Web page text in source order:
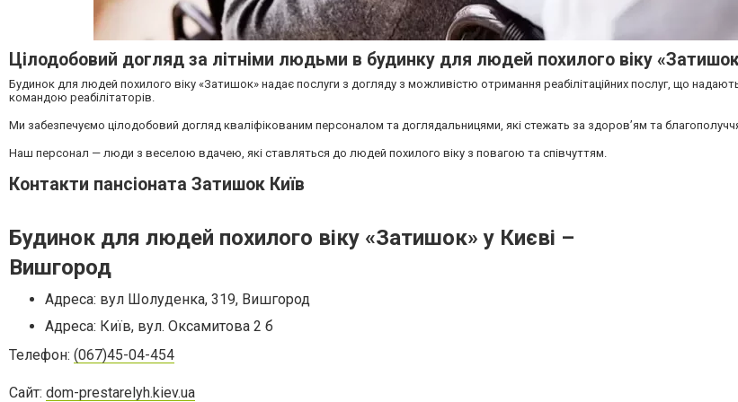
Цілодобовий догляд за літніми людьми в будинку для людей похилого віку
Будинок для людей похилого віку «Затишок» надає послуги з догляду з можливістю отримання реабілітаційних послуг, що
командою реабілітаторів.
Ми забезпечуємо цілодобовий догляд кваліфікованим персоналом та доглядальницями, які стежать за здоров’ям та
Наш персонал — люди з веселою вдачею, які ставляться до людей похилого віку з повагою та співчуттям.
Контакти пансіоната Затишок Київ
Будинок для людей похилого віку «Затишок» у Києві –
Вишгород
Адреса: вул Шолуденка, 319, Вишгород
Адреса: Київ, вул. Оксамитова 2 б
Телефон: (067)45-04-454
Сайт: dom-prestarelyh.kiev.ua